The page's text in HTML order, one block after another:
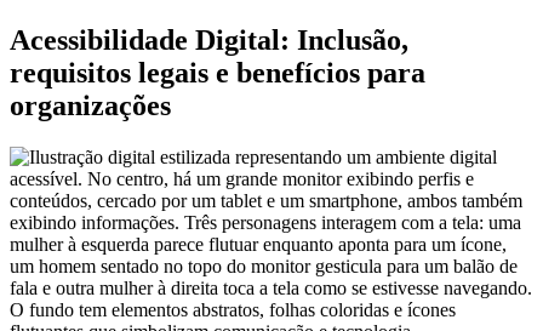
Acessibilidade Digital: Inclusão,
requisitos legais e benefícios para
organizações